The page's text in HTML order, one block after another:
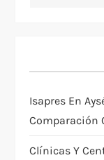
Isapres En
Comparación
Clínicas Y